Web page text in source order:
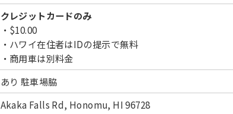
クレジットカードのみ
・$10.00
・ハワイ在住者はIDの提示で無料
・商用車は別料金
あり 駐車場脇
Akaka Falls Rd, Honomu, HI 96728